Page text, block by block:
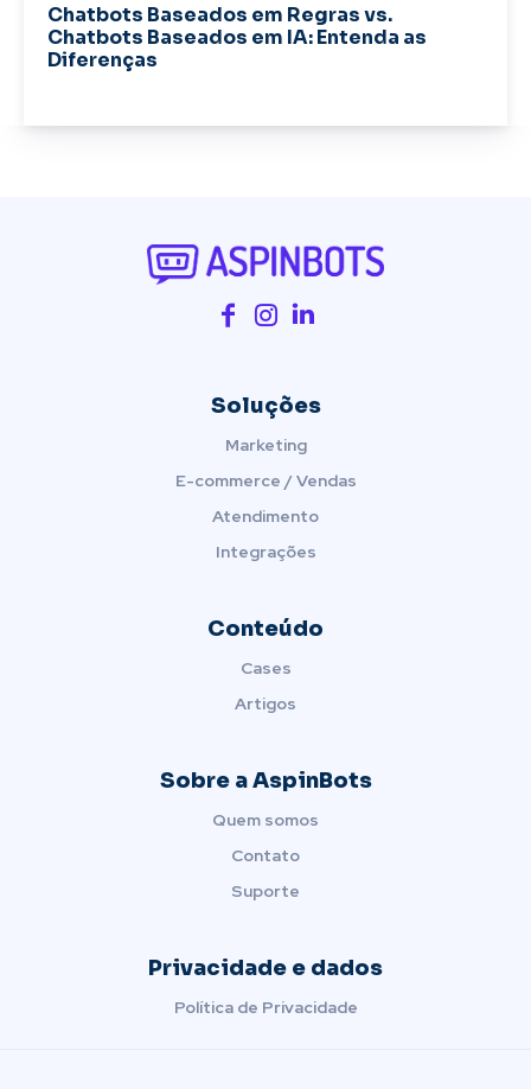
Chatbots Baseados em Regras vs.
Chatbots Baseados em IA: Entenda as
Diferenças
Soluções
Marketing
E-commerce / Vendas
Atendimento
Integrações
Conteúdo
Cases
Artigos
Sobre a AspinBots
Quem somos
Contato
Suporte
Privacidade e dados
Política de Privacidade